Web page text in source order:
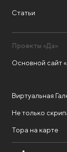
Статьи
Проекты «Да»
Основной сайт
Виртуальная
Не только
Тора на карте